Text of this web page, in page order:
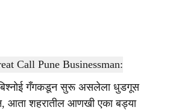
Businessman:-Sarkarnama
गँगकडून सुरू असलेला धुडगूस
आता शहरातील आणखी एका बड्या